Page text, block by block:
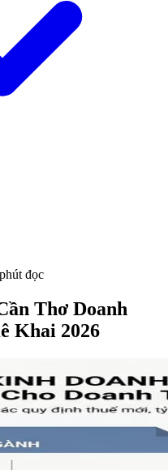
Ngoài
đọc
Thơ Doanh
Khai 2026